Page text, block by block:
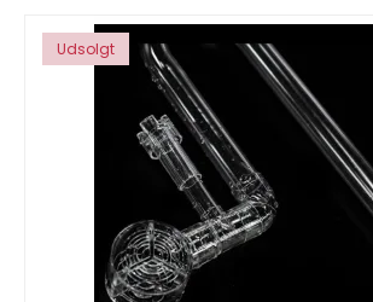
Udsolgt